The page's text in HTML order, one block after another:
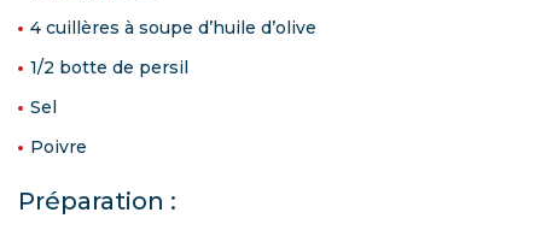
4 cuillères à soupe d’huile d’olive
1/2 botte de persil
Sel
Poivre
Préparation :